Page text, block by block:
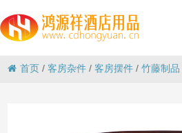
首页 /客房杂件 /客房摆件 /竹藤制品